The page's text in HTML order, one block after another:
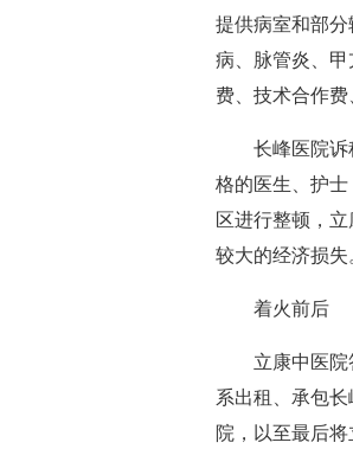
提供病室和部
病、脉管炎、
费、技术合作费
长峰医院
格的医生、护士
区进行整顿，
较大的经济损失
着火前后
立康中医
系出租、承包
院，以至最后